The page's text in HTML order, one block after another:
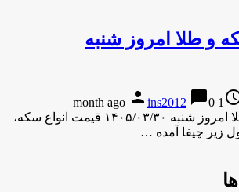
و طلا امروز شنبه
1 month ago
person ins2012 chat_bubble0
قیمت دلار، سکه و طلا امروز شنبه ۱۴۰۵/۰۳/۳۰ قیمت انواع سکه،
زیر چیفا آمده …